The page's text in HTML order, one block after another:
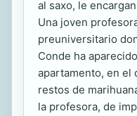
al saxo, le
Una joven
preuniversitario
Conde ha
apartamento, en el
restos de
la profesora, de